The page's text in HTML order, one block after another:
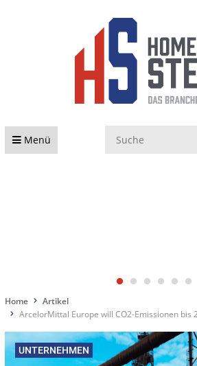
Menü
Home
Artikel
ArcelorMittal Europe will CO2-Emissionen bis
UNTERNEHMEN